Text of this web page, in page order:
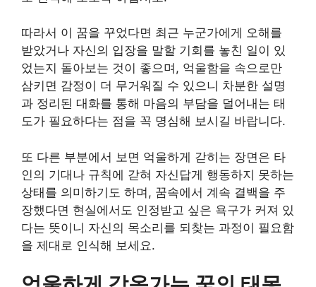
따라서 이 꿈을 꾸었다면 최근 누군가에게 오해를
받았거나 자신의 입장을 말할 기회를 놓친 일이 있
었는지 돌아보는 것이 좋으며, 억울함을 속으로만
삼키면 감정이 더 무거워질 수 있으니 차분한 설명
과 정리된 대화를 통해 마음의 부담을 덜어내는 태
도가 필요하다는 점을 꼭 명심해 보시길 바랍니다.
또 다른 부분에서 보면 억울하게 갇히는 장면은 타
인의 기대나 규칙에 갇혀 자신답게 행동하지 못하는
상태를 의미하기도 하며, 꿈속에서 계속 결백을 주
장했다면 현실에서도 인정받고 싶은 욕구가 커져 있
다는 뜻이니 자신의 목소리를 되찾는 과정이 필요함
을 제대로 인식해 보세요.